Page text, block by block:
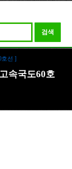
검색
호선 ]
속국도60호